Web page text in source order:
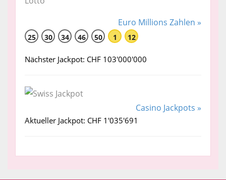
Euro Millions Zahlen »
25 30 34 46 50 1 12
Nächster Jackpot: CHF 103'000'000
Casino Jackpots »
Aktueller Jackpot: CHF 1'035'691